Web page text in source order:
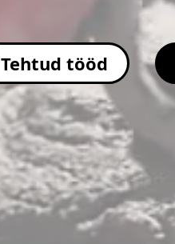
Tehtud tööd